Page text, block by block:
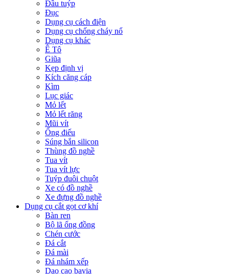
Đầu tuýp
Đục
Dụng cụ cách điện
Dụng cụ chống cháy nổ
Dụng cụ khác
Ê Tô
Giũa
Kẹp định vị
Kích căng cáp
Kìm
Lục giác
Mỏ lết
Mỏ lết răng
Mũi vít
Ống điếu
Súng bắn silicon
Thùng đồ nghề
Tua vít
Tua vít lực
Tuýp đuôi chuột
Xe có đồ nghề
Xe đựng đồ nghề
Dụng cụ cắt gọt cơ khí
Bàn ren
Bộ lã ống đồng
Chén cước
Đá cắt
Đá mài
Đá nhám xếp
Dao cạo bavia